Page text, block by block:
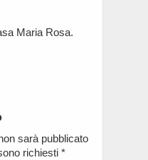
Maria Rosa.
sarà pubblicato
richiesti *